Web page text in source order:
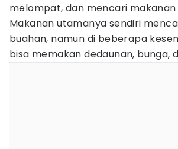
melompat, dan mencari makanan
Makanan utamanya sendiri
buahan, namun di beberapa
bisa memakan dedaunan, bunga,